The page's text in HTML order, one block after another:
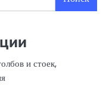
и стоек,